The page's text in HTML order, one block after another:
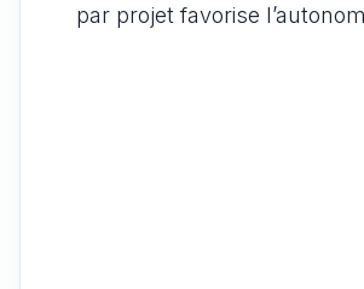
par projet favorise